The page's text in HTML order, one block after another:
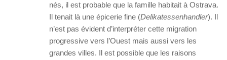
nés, il est probable que la famille habitait à Ostrava.
Il tenait là une épicerie fine (Delikatessenhandler). Il
n’est pas évident d’interpréter cette migration
progressive vers l’Ouest mais aussi vers les
grandes villes. Il est possible que les raisons